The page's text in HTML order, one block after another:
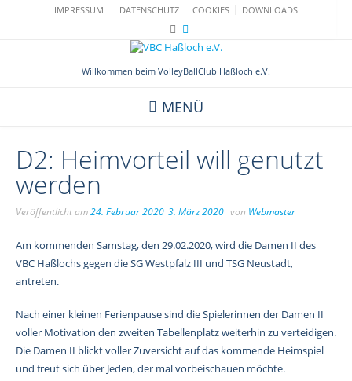
IMPRESSUM DATENSCHUTZ COOKIES DOWNLOADS
Willkommen beim VolleyBallClub Haßloch e.V.
MENÜ
D2: Heimvorteil will genutzt
werden
Veröffentlicht am24. Februar 2020 3. März 2020 von Webmaster
Am kommenden Samstag, den 29.02.2020, wird die Damen II des
VBC Haßlochs gegen die SG Westpfalz III und TSG Neustadt,
antreten.
Nach einer kleinen Ferienpause sind die Spielerinnen der Damen II
voller Motivation den zweiten Tabellenplatz weiterhin zu verteidigen.
Die Damen II blickt voller Zuversicht auf das kommende Heimspiel
und freut sich über Jeden, der mal vorbeischauen möchte.